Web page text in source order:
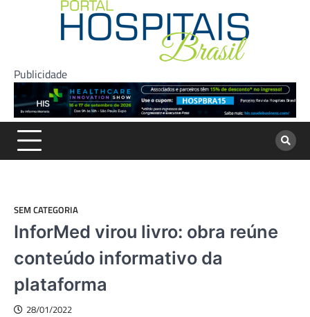
Publicidade
SEM CATEGORIA
InforMed virou livro: obra reúne
conteúdo informativo da
plataforma
28/01/2022